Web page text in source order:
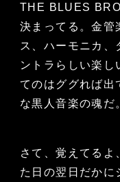
THE BLUES
決まってる。金管
ス、ハーモニカ、
ントラらしい楽し
てのはググれば出
な黒人音楽の魂だ
さて、覚えてるよ
た日の翌日だかに